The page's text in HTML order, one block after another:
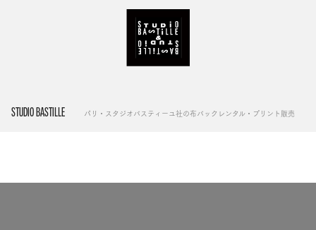
STUDIO BASTILLE パリ・スタジオバスティーユ社の布バックレンタル・プリント販売